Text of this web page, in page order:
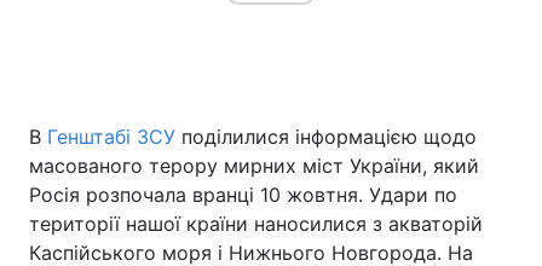
В Генштабі ЗСУ поділилися інформацією щодо
масованого терору мирних міст України, який
Росія розпочала вранці 10 жовтня. Удари по
території нашої країни наносилися з акваторій
Каспійського моря і Нижнього Новгорода. На